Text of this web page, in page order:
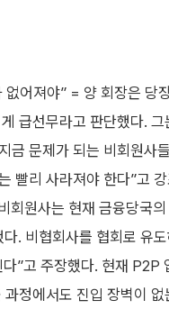
어져야” = 양 회장은 당
급선무라고 판단했다.
금 문제가 되는 비회원사
빨리 사라져야 한다”고
회원사는 현재 금융당국
. 비협회사를 협회로 유
”고 주장했다. 현재 P2P
정에서도 진입 장벽이 없